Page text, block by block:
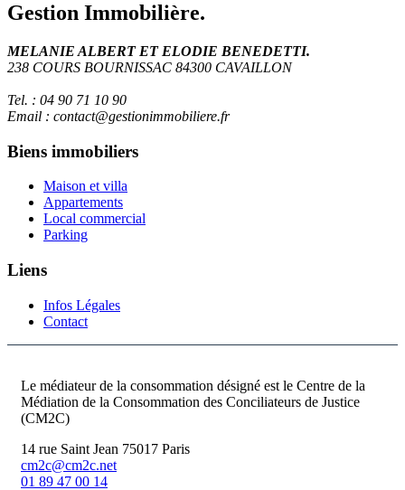
Gestion Immobilière.
MELANIE ALBERT ET ELODIE BENEDETTI.
238 COURS BOURNISSAC 84300 CAVAILLON
Tel. : 04 90 71 10 90
Email : contact@gestionimmobiliere.fr
Biens immobiliers
Maison et villa
Appartements
Local commercial
Parking
Liens
Infos Légales
Contact
Le médiateur de la consommation désigné est le Centre de la
Médiation de la Consommation des Conciliateurs de Justice
(CM2C)
14 rue Saint Jean 75017 Paris
cm2c@cm2c.net
01 89 47 00 14